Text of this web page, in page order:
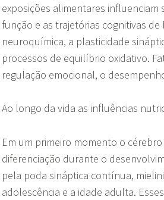
exposições alimentares
função e as trajetórias cognitivas
neuroquímica, a plasticidade
processos de equilíbrio oxidativo.
regulação emocional, o
Ao longo da vida as influências
Em um primeiro momento o
diferenciação durante o
pela poda sináptica contínua,
adolescência e a idade adulta.